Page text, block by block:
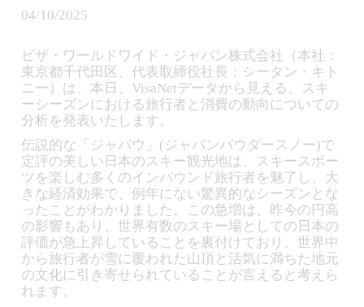
04/10/2025
ビザ・ワールドワイド・ジャパン株式会社（本社：
東京都千代田区、代表取締役社長：シータン・キト
ニー）は、本日、VisaNetデータから見える、スキ
ーシーズンにおける旅行者と消費の動向についての
分析を発表いたします。
伝説的な「ジャパウ」(ジャパンパウダースノー)で
定評の美しい日本のスキー観光地は、スキースポー
ツを楽しむ多くのインバウンド旅行者を魅了し、大
きな経済効果で、例年にない驚異的なシーズンとな
ったことがわかりました。この急増は、昨今の円高
の影響もあり、世界有数のスキー場としての日本の
評価が急上昇していることを裏付けており、世界中
から旅行者が雪に覆われた山頂と活気に満ちた地元
の文化に引き寄せられていることが言えると考えら
れます。